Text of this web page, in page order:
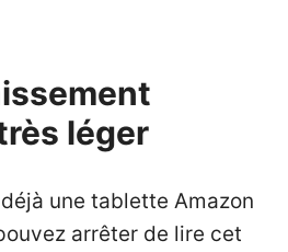
léger
une tablette Amazon
arrêter de lire cet